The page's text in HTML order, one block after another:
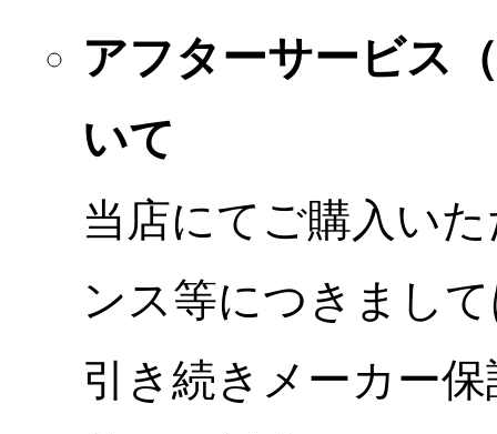
アフターサービス
いて
当店にてご購入い
ンス等につきまし
引き続きメーカー